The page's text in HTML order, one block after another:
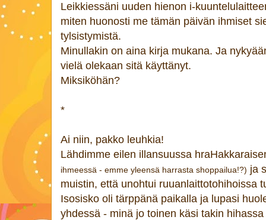
Leikkiessäni uuden hienon i-
miten huonosti me tämän päivän ihmiset
tylsistymistä.
Minullakin on aina kirja mukana. Ja
vielä olekaan sitä käyttänyt.
Miksiköhän?
*
Ai niin, pakko leuhkia!
Lähdimme eilen illansuussa
ihmeessä - emme yleensä harrasta shoppailua!?) ja
muistin, että unohtui ruuanlaittotohihoissa
Isosisko oli tärppänä paikalla ja lupasi
yhdessä - minä jo toinen käsi takin